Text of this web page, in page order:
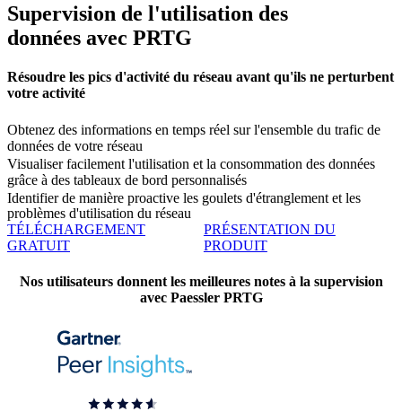
Supervision de l'utilisation des
données avec PRTG
Résoudre les pics d'activité du réseau avant qu'ils ne perturbent
votre activité
Obtenez des informations en temps réel sur l'ensemble du trafic de
données de votre réseau
Visualiser facilement l'utilisation et la consommation des données
grâce à des tableaux de bord personnalisés
Identifier de manière proactive les goulets d'étranglement et les
problèmes d'utilisation du réseau
TÉLÉCHARGEMENT
GRATUIT
PRÉSENTATION DU
PRODUIT
Nos utilisateurs donnent les meilleures notes à la supervision
avec Paessler PRTG